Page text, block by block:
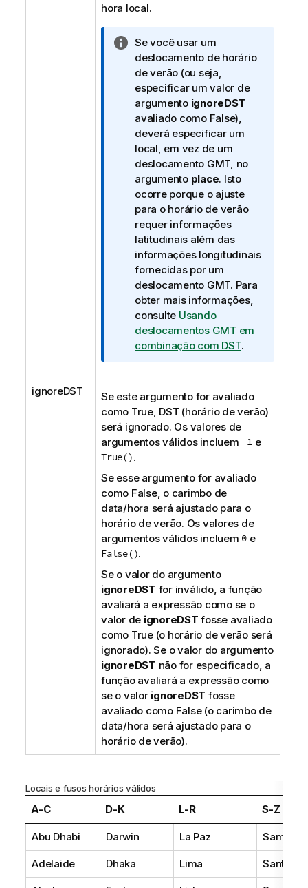
hora local.
N
o
t
a
i
n
f
o
r
m
a
t
i
v
a
Se você usar um
deslocamento de horário
de verão (ou seja,
especificar um valor de
argumento ignoreDST
avaliado como False),
deverá especificar um
local, em vez de um
deslocamento GMT, no
argumento place. Isto
ocorre porque o ajuste
para o horário de verão
requer informações
latitudinais além das
informações longitudinais
fornecidas por um
deslocamento GMT. Para
obter mais informações,
consulte Usando
deslocamentos GMT em
combinação com DST.
ignoreDST
Se este argumento for avaliado
como True, DST (horário de verão)
será ignorado. Os valores de
argumentos válidos incluem -1e
True().
Se esse argumento for avaliado
como False, o carimbo de
data/hora será ajustado para o
horário de verão. Os valores de
argumentos válidos incluem 0 e
False().
Se o valor do argumento
ignoreDST for inválido, a função
avaliará a expressão como se o
valor de ignoreDST fosse avaliado
como True(o horário de verão será
ignorado). Se o valor do argumento
ignoreDST não for especificado, a
função avaliará a expressão como
se o valor ignoreDST fosse
avaliado como False(o carimbo de
data/hora será ajustado para o
horário de verão).
Locais e fusos horários válidos
A-C D-K L-R S-Z
Abu Dhabi Darwin La Paz Samoa
Adelaide Dhaka Lima Santiago